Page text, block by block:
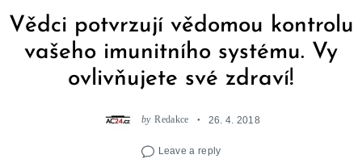
Vědci potvrzují vědomou kontrolu
vašeho imunitního systému. Vy
ovlivňujete své zdraví!
by Redakce 26. 4. 2018
Leave a reply